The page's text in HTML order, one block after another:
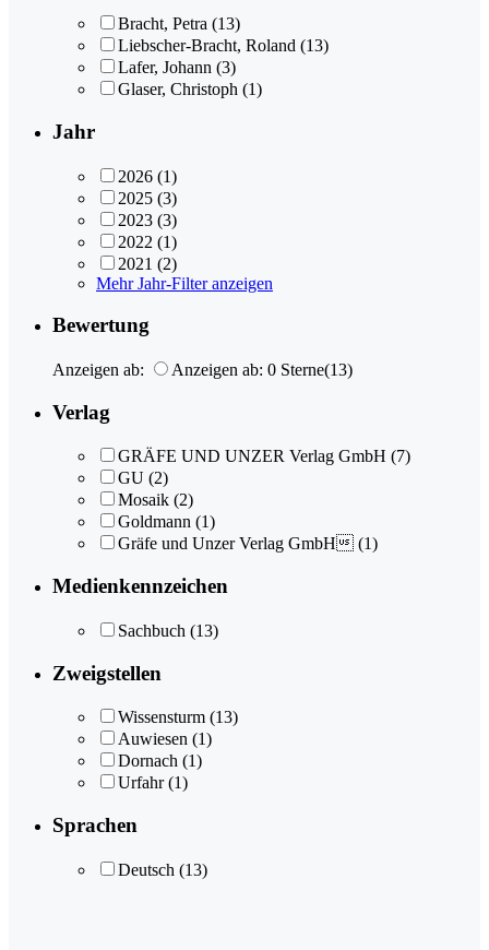
Bracht, Petra (13)
Liebscher-Bracht, Roland (13)
Lafer, Johann (3)
Glaser, Christoph (1)
Jahr
2026 (1)
2025 (3)
2023 (3)
2022 (1)
2021 (2)
Mehr Jahr-Filter anzeigen
Bewertung
Anzeigen ab: Anzeigen ab: 0 Sterne(13)
Verlag
GRÄFE UND UNZER Verlag GmbH (7)
GU (2)
Mosaik (2)
Goldmann (1)
Gräfe und Unzer Verlag GmbH (1)
Medienkennzeichen
Sachbuch (13)
Zweigstellen
Wissensturm (13)
Auwiesen (1)
Dornach (1)
Urfahr (1)
Sprachen
Deutsch (13)